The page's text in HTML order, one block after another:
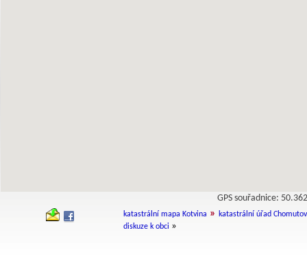
GPS souřadnice:
katastrální mapa Kotvina » katastrální úřad Chomutov
diskuze k obci »